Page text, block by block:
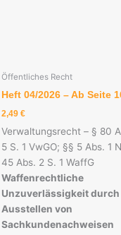
Öffentliches Recht
Heft 04/2026 – Ab Seite
2,49 €
Verwaltungsrecht – § 80
5 S. 1 VwGO; §§ 5 Abs. 1
45 Abs. 2 S. 1 WaffG
Waffenrechtliche
Unzuverlässigkeit durch
Ausstellen von
Sachkundenachweisen